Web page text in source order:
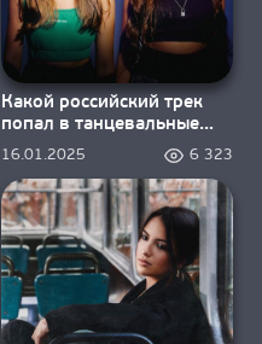
Какой российский трек
попал в танцевальные
чарты «Billboard»?
16.01.2025 6 323